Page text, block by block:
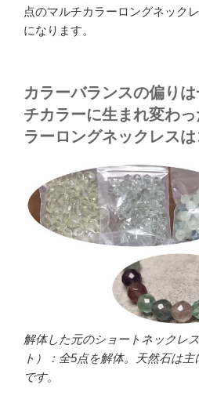
点のマルチカラーロングネック
になります。
カラーバランスの偏り
チカラーに生まれ変わ
ラーロングネックレス
解体した元のショートネックレ
ト）：全5点を解体。天然石は
です。